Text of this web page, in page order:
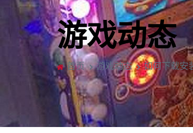
游戏动态
首页 游戏动态 如何下载安